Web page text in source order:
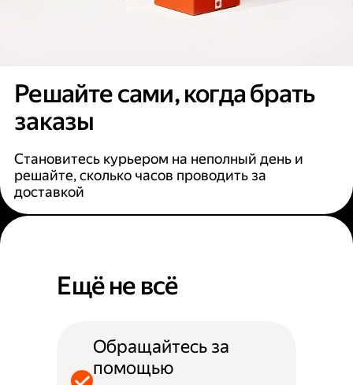
Решайте сами, когда брать
заказы
Становитесь курьером на неполный день и
решайте, сколько часов проводить за
доставкой
Ещё не всё
Обращайтесь за
помощью